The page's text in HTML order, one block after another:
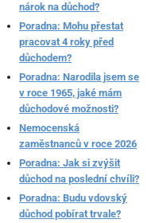
nárok na důchod?
Poradna: Mohu přestat
pracovat 4 roky před
důchodem?
Poradna: Narodila jsem se
v roce 1965, jaké mám
důchodové možnosti?
Nemocenská
zaměstnanců v roce 2026
Poradna: Jak si zvýšit
důchod na poslední chvíli?
Poradna: Budu vdovský
důchod pobírat trvale?